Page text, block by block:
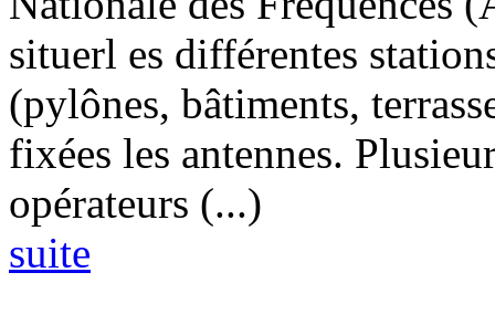
situerl es différentes
(pylônes, bâtiments,
fixées les antennes.
opérateurs (...)
suite